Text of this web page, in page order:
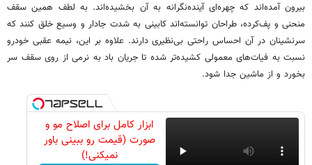
بیرون آمده‌اند که چهره‌ای آینده‌نگرانه به آن بخشیده‌اند. به لطف همین سقف
منحنی و پف‌کرده، طراحان توانسته‌اند کابینی به شدت جادار و وسیع خلق کنند که
سرنشینان در آن احساس راحتی بی‌نظیری دارند. علاوه بر این، نیمه عقبی خودرو
نسبت به فیات‌های معمولی کشیده‌تر شده تا جریان باد به نرمی از روی سقف سر
بخورد و از ماشین جدا شود.
ابزار کامل برای اصلاح مو و
صورت (قیمت رو ببینی باور
نمیکنی!)